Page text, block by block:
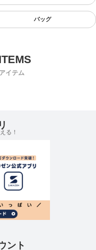
バッグ
イテム
る！
ント